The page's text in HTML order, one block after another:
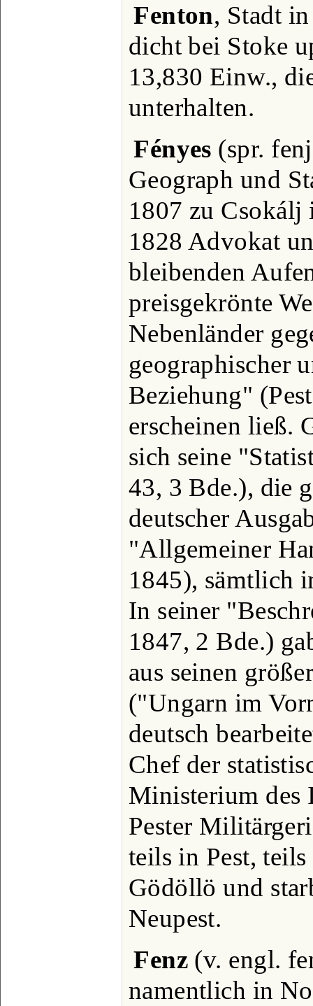
Fenton, Stadt
dicht bei Stoke
13,830 Einw.,
unterhalten.
Fényes (spr.
Geograph und
1807 zu
1828 Advokat
bleibenden
preisgekrönte
Nebenländer
geographischer
Beziehung"
erscheinen ließ.
sich seine
43, 3 Bde.), die
deutscher
"Allgemeiner
1845), sämtlich
In seiner
1847, 2 Bde.)
aus seinen
("Ungarn im
deutsch
Chef der
Ministerium des
Pester
teils in Pest,
Gödöllö und
Neupest.
Fenz (v. engl.
namentlich in